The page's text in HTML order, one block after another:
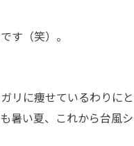
す（笑）。
リに痩せているわりに
暑い夏、これから台風